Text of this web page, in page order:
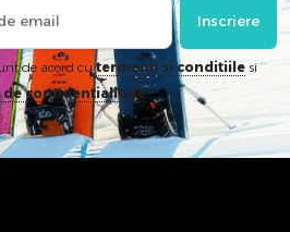
Inscriere
de acord cutermenii si conditiilesi
de confidentialitate